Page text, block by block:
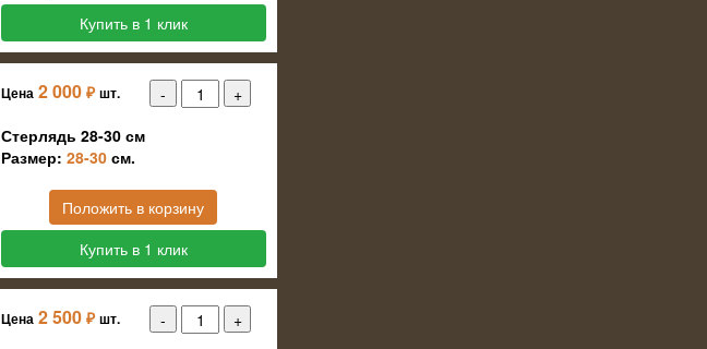
Купить в 1 клик
Цена 2 000 ₽ шт.
Стерлядь 28-30 см
Размер: 28-30 см.
Положить в корзину
Купить в 1 клик
Цена 2 500 ₽ шт.